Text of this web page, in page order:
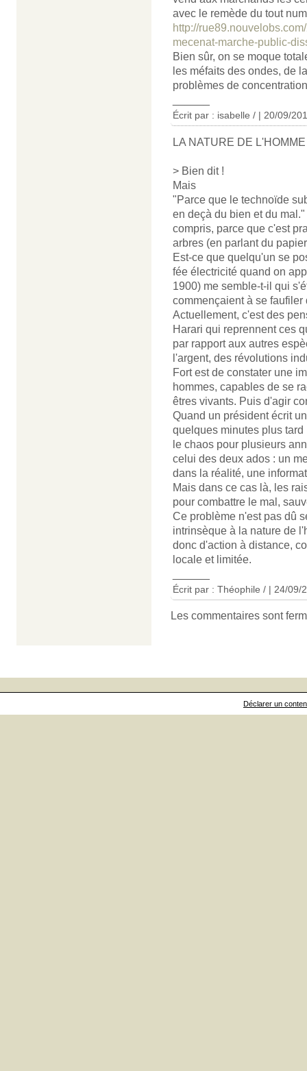
avec le remède du tout
http://
mecenat-marche-public-
Bien sûr, on se moque
les méfaits des ondes, de
problèmes de
Écrit par : isabelle / | 20/09/
LA NATURE DE L'HOMME
> Bien dit !
Mais
"Parce que le technoïde
en deçà du bien et du
compris, parce que c'est
arbres (en parlant du
Est-ce que quelqu'un se
fée électricité quand on
1900) me semble-t-il qui
commençaient à se faufiler
Actuellement, c'est des
Harari qui reprennent ces
par rapport aux autres
l'argent, des révolutions
Fort est de constater une
hommes, capables de se
êtres vivants. Puis d'agir
Quand un président écrit
quelques minutes plus
le chaos pour plusieurs
celui des deux ados : un
dans la réalité, une
Mais dans ce cas là, les
pour combattre le mal,
Ce problème n'est pas dû
intrinsèque à la nature de
donc d'action à distance,
locale et limitée.
Écrit par : Théophile / | 24/09/
Les commentaires sont
Déclarer un